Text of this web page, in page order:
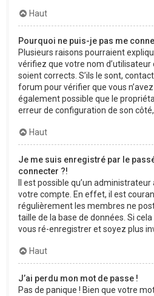
Haut
Pourquoi ne puis-je pas me
Plusieurs raisons pourraient
vérifiez que votre nom
soient corrects. S’ils le sont,
forum pour vérifier que vous
également possible que le
erreur de configuration de son
Haut
Je me suis enregistré par le
connecter ?!
Il est possible qu’un
votre compte. En effet, il est
régulièrement les membres ne
taille de la base de données. Si
vous ré-enregistrer et soyez plus
Haut
J’ai perdu mon mot de passe !
Pas de panique ! Bien que votre